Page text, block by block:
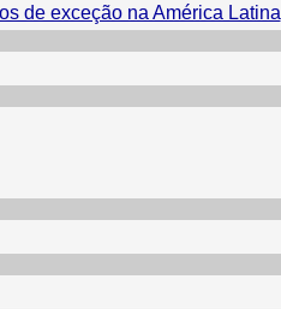
de exceção na América Latina